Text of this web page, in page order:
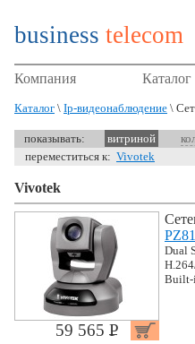
business telecom
Компания Каталог
Каталог \ Ip-видеонаблюдение \
показывать: витриной
переместиться к: Vivotek
Vivotek
59 565 P УБ.
Dual
Built-